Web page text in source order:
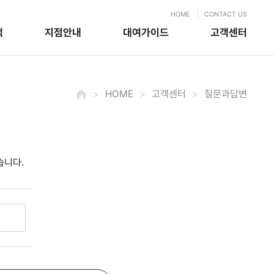
지점안내 대여가이드 고객센터
HOME CONTACT US
HOME 고객센터 질문과답변
니다.